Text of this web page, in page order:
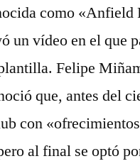
como
un vídeo en el que
Felipe
que, antes del
con
al final se optó